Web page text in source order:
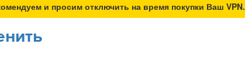
и просим отключить на время покупки Ваш VPN.